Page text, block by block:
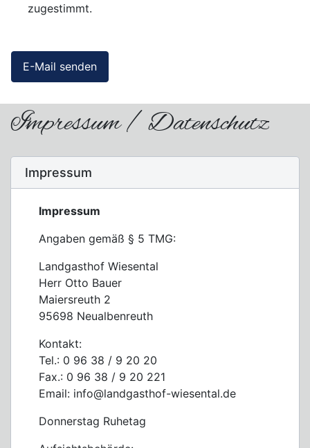
zugestimmt.
E-Mail senden
Impressum / Datenschutz
Impressum
Impressum
Angaben gemäß § 5 TMG:
Landgasthof Wiesental
Herr Otto Bauer
Maiersreuth 2
95698 Neualbenreuth
Kontakt:
Tel.: 0 96 38 / 9 20 20
Fax.: 0 96 38 / 9 20 221
Email: info@landgasthof-wiesental.de
Donnerstag Ruhetag